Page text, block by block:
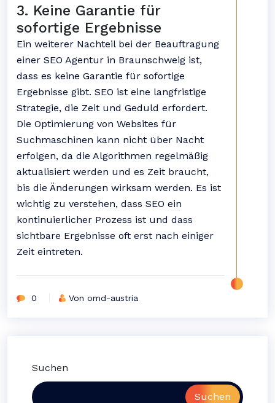
3. Keine Garantie für
sofortige Ergebnisse
Ein weiterer Nachteil bei der Beauftragung
einer SEO Agentur in Braunschweig ist,
dass es keine Garantie für sofortige
Ergebnisse gibt. SEO ist eine langfristige
Strategie, die Zeit und Geduld erfordert.
Die Optimierung von Websites für
Suchmaschinen kann nicht über Nacht
erfolgen, da die Algorithmen regelmäßig
aktualisiert werden und es Zeit braucht,
bis die Änderungen wirksam werden. Es ist
wichtig zu verstehen, dass SEO ein
kontinuierlicher Prozess ist und dass
sichtbare Ergebnisse oft erst nach einiger
Zeit eintreten.
0 Von omd-austria
Suchen
Suchen